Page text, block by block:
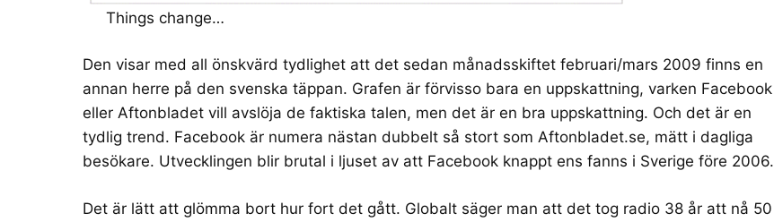
Things change…
Den visar med all önskvärd tydlighet att det sedan månadsskiftet februari/mars 2009 finns en
annan herre på den svenska täppan. Grafen är förvisso bara en uppskattning, varken Facebook
eller Aftonbladet vill avslöja de faktiska talen, men det är en bra uppskattning. Och det är en
tydlig trend. Facebook är numera nästan dubbelt så stort som Aftonbladet.se, mätt i dagliga
besökare. Utvecklingen blir brutal i ljuset av att Facebook knappt ens fanns i Sverige före 2006.
Det är lätt att glömma bort hur fort det gått. Globalt säger man att det tog radio 38 år att nå 50